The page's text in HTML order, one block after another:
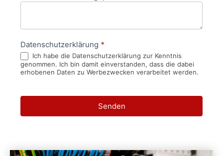
Datenschutzerklärung *
Ich habe die Datenschutzerklärung zur Kenntnis
genommen. Ich bin damit einverstanden, dass die dabei
erhobenen Daten zu Werbezwecken verarbeitet werden.
Senden